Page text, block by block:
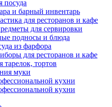
посуда
и барный инвентарь
для ресторанов и кафе
для сервировки
подносы и блюда
из фарфора
для ресторанов и кафе
тарелок, тортов
муки
кухни
кухни